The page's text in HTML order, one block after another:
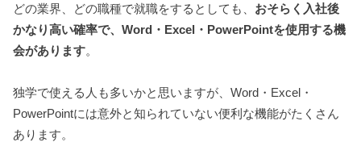
どの業界、どの職種で就職をするとしても、 おそらく入社後
かなり高い確率で、Word・Excel・PowerPointを使用する機
会があります。
独学で使える人も多いかと思いますが、Word・Excel・
PowerPointには意外と知られていない便利な機能がたくさん
あります。